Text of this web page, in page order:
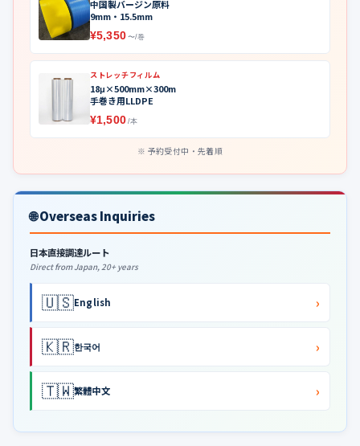
中国製バージン原料
9mm・15.5mm
¥5,350 〜/巻
ストレッチフィルム
18μ×500mm×300m
手巻き用LLDPE
¥1,500 /本
予約受付中・先着順
🌐 Overseas Inquiries
日本直接調達ルート
Direct from Japan, 20+ years
🇺🇸English ›
🇰🇷한국어 ›
🇹🇼繁體中文 ›